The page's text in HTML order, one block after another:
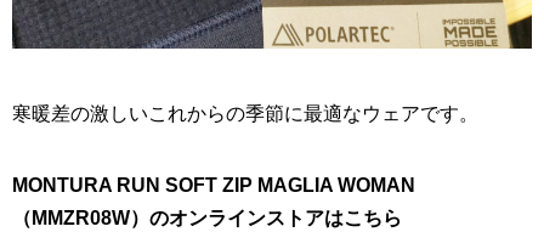
寒暖差の激しいこれからの季節に最適なウェアです。
MONTURA RUN SOFT ZIP MAGLIA WOMAN
（MMZR08W）のオンラインストアはこちら